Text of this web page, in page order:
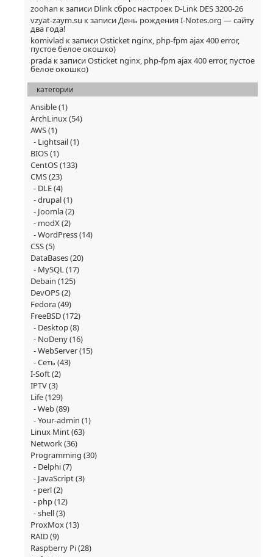
zoohan к записи Dlink сброс настроек D-Link DES 3200-26
vzyat-zaym.su к записиДень рождения I-Notes.org — сайту
два года!
komivlad к записиOsticket nginx, php-fpm ajax 400 error,
пустое белое окошко)
prada к записиOsticket nginx, php-fpm ajax 400 error, пустое
белое окошко)
категории
Ansible(1)
ArchLinux(54)
AWS(1)
Lightsail(1)
BIOS(1)
CentOS(133)
CMS(23)
DLE(4)
drupal(1)
Joomla(2)
modX(2)
WordPress(14)
CSS(5)
DataBases(20)
MySQL(17)
Debain (125)
DevOPS(2)
Fedora(49)
FreeBSD(172)
Desktop(8)
NoDeny(16)
WebServer(15)
Сеть (43)
I-Soft(2)
IPTV(3)
Life(129)
Web(89)
Your-admin (1)
Linux Mint(63)
Network(36)
Programming (30)
Delphi(7)
JavaScript(3)
perl(2)
php(12)
shell(3)
ProxMox(13)
RAID(9)
Raspberry Pi(28)